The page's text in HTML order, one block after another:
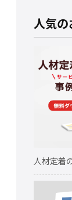
人気
人材定着